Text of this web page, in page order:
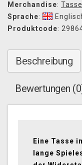
Merchandise:
Sprache:
Produktcode:
Beschreibung
Bewertungen
Eine Tasse
lange